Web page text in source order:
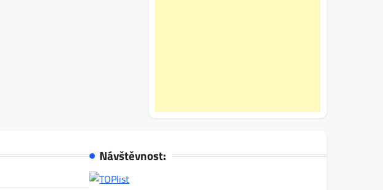
Návštěvnost: